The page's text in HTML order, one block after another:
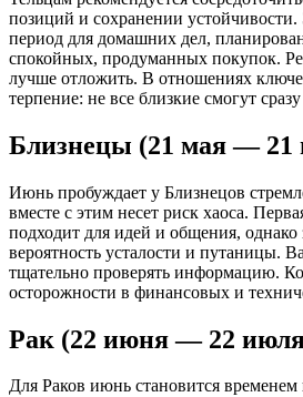
позиций и сохранении
период для домашних дел,
спокойных, продуманных покупок.
лучше отложить. В отношениях
терпение: не все близкие смогут
Близнецы (21 мая — 21
Июнь пробуждает у Близнецов
вместе с этим несет риск хаоса.
подходит для идей и общения, однако
вероятность усталости и путаницы.
тщательно проверять информацию.
осторожности в финансовых и
Рак (22 июня — 22
Для Раков июнь становится